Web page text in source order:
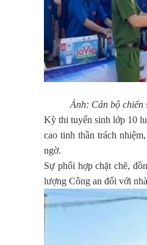
Ảnh: Cán bộ chiến
Kỳ thi tuyển sinh lớp 10
cao tinh thần trách
ngờ.
Sự phối hợp chặt chẽ,
lượng Công an đối với